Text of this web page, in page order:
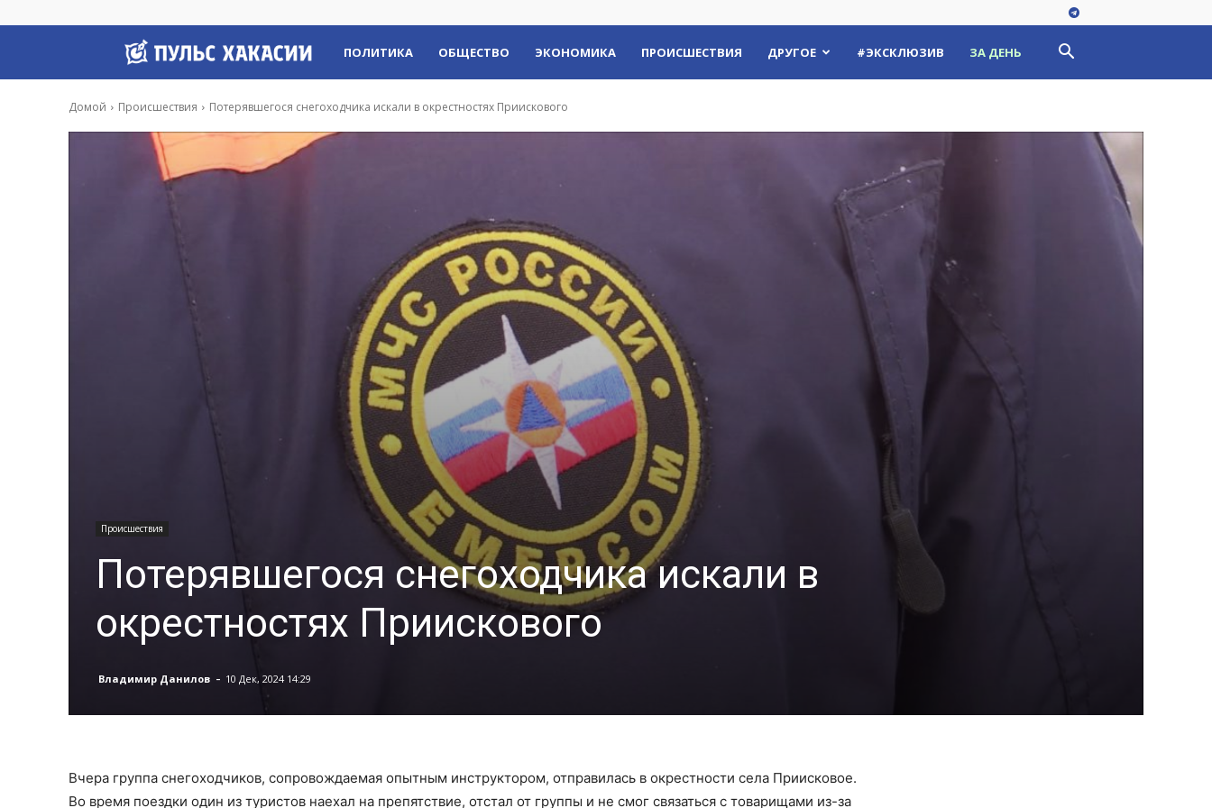
Пульс
Хакасии
ПОЛИТИКА ОБЩЕСТВО ЭКОНОМИКА ПРОИСШЕСТВИЯ ДРУГОЕ #ЭКСКЛЮЗИВ ЗА ДЕНЬ
Домой Происшествия Потерявшегося снегоходчика искали в окрестностях Приискового
Происшествия
Потерявшегося снегоходчика искали в
окрестностях Приискового
Владимир Данилов - 10 Дек, 2024 14:29
Вчера группа снегоходчиков, сопровождаемая опытным инструктором, отправилась в окрестности села Приисковое.
Во время поездки один из туристов наехал на препятствие, отстал от группы и не смог связаться с товарищами из-за